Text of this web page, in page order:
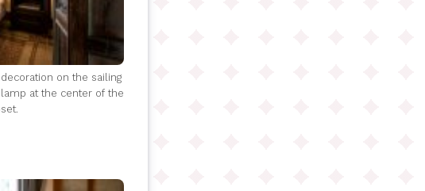
on the sailing
at the center of the